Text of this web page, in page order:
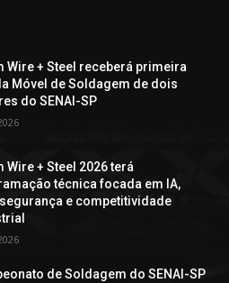
Wire + Steel receberá primeira
Móvel de Soldagem de dois
do SENAI-SP
Wire + Steel 2026 terá
técnica focada em IA,
e competitividade
de Soldagem do SENAI-SP